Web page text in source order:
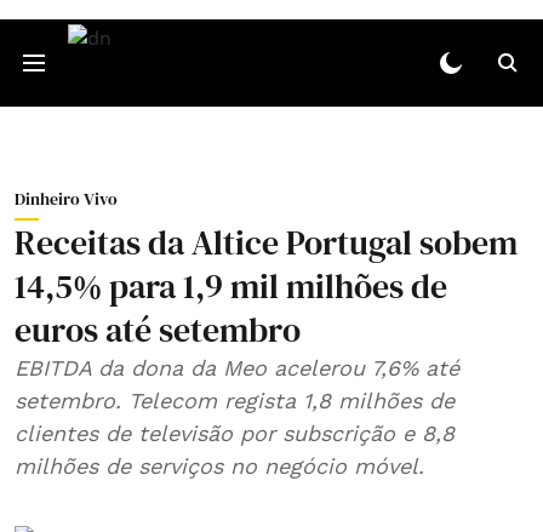
Dinheiro Vivo
Receitas da Altice Portugal sobem
14,5% para 1,9 mil milhões de
euros até setembro
EBITDA da dona da Meo acelerou 7,6% até
setembro. Telecom regista 1,8 milhões de
clientes de televisão por subscrição e 8,8
milhões de serviços no negócio móvel.